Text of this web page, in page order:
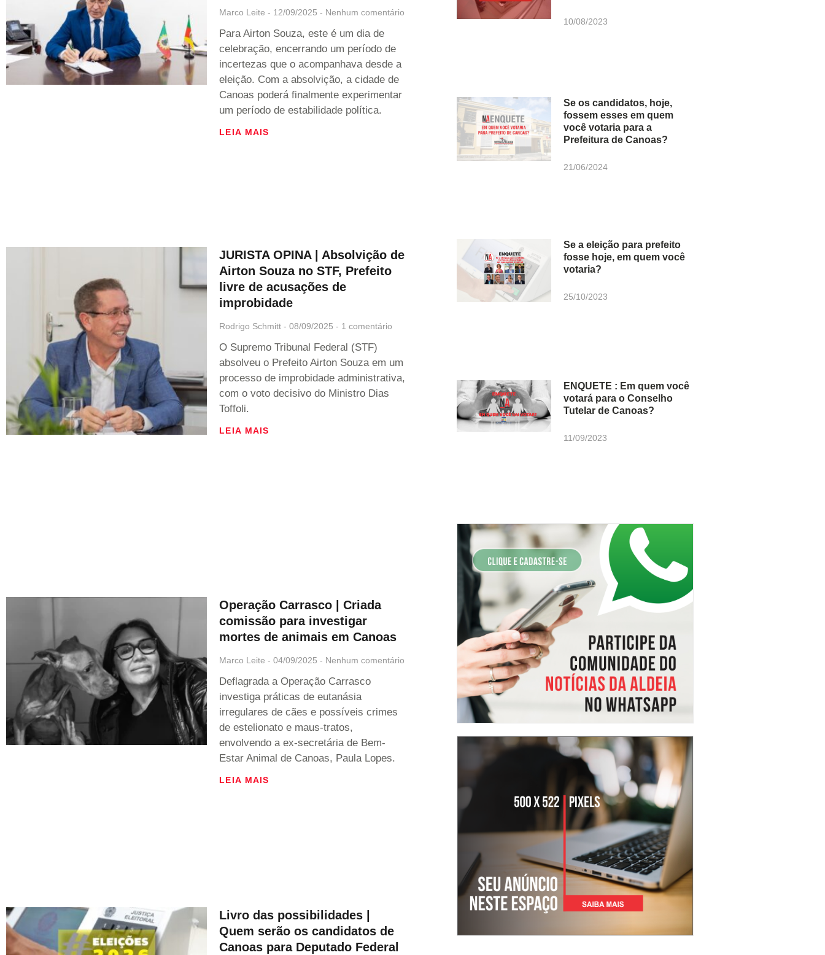
Marco Leite 12/09/2025 Nenhum comentário
Para Airton Souza, este é um dia de
celebração, encerrando um período de
incertezas que o acompanhava desde a
eleição. Com a absolvição, a cidade de
Canoas poderá finalmente experimentar
um período de estabilidade política.
LEIA MAIS
JURISTA OPINA | Absolvição de
Airton Souza no STF, Prefeito
livre de acusações de
improbidade
Rodrigo Schmitt 08/09/2025 1 comentário
O Supremo Tribunal Federal (STF)
absolveu o Prefeito Airton Souza em um
processo de improbidade administrativa,
com o voto decisivo do Ministro Dias
Toffoli.
LEIA MAIS
Operação Carrasco | Criada
comissão para investigar
mortes de animais em Canoas
Marco Leite 04/09/2025 Nenhum comentário
Deflagrada a Operação Carrasco
investiga práticas de eutanásia
irregulares de cães e possíveis crimes
de estelionato e maus-tratos,
envolvendo a ex-secretária de Bem-
Estar Animal de Canoas, Paula Lopes.
LEIA MAIS
Livro das possibilidades |
Quem serão os candidatos de
Canoas para Deputado Federal
10/08/2023
Se os candidatos, hoje,
fossem esses em quem
você votaria para a
Prefeitura de Canoas?
21/06/2024
Se a eleição para prefeito
fosse hoje, em quem você
votaria?
25/10/2023
ENQUETE : Em quem você
votará para o Conselho
Tutelar de Canoas?
11/09/2023